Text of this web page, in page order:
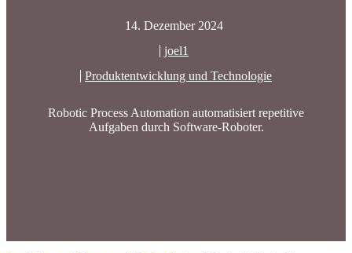
14. Dezember 2024
joel1
Produktentwicklung und Technologie
Robotic Process Automation automatisiert repetitive
Aufgaben durch Software-Roboter.